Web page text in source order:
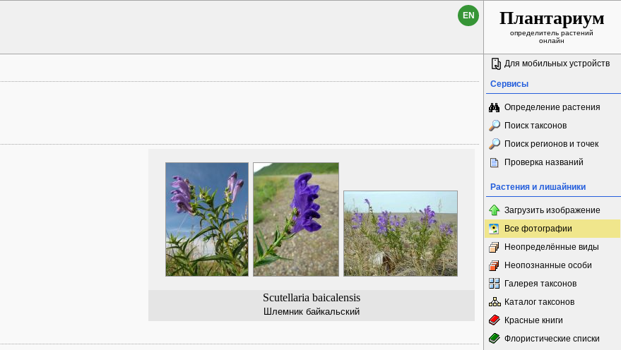
EN Плантариум
определитель растений
онлайн
Scutellaria baicalensis
Шлемник байкальский
Для мобильных устройств
Сервисы
Определение растения
Поиск таксонов
Поиск регионов и точек
Проверка названий
Растения и лишайники
Загрузить изображение
Все фотографии
Неопределённые виды
Неопознанные особи
Галерея таксонов
Каталог таксонов
Красные книги
Флористические списки